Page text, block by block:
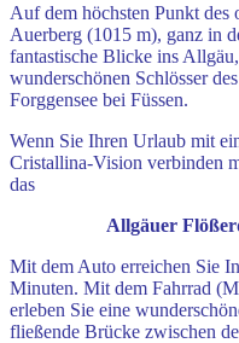
Auf dem höchsten Punkt des
Auerberg (1015 m), ganz in
fantastische Blicke ins
wunderschönen Schlösser
Forggensee bei Füssen.
Wenn Sie Ihren Urlaub mit
Cristallina-Vision verbinden
das
Allgäuer
Mit dem Auto erreichen Sie
Minuten. Mit dem Fahrrad
erleben Sie eine
fließende Brücke zwischen